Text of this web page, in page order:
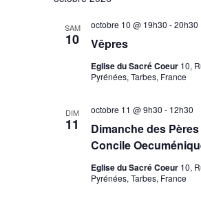
SAM
10 Vêpres
octobre 10 @ 19h30 -20h30
Eglise du Sacré Coeur 10,
Pyrénées, Tarbes, France
DIM
11
Dimanche des
Concile
octobre 11 @ 9h30 - 12h30
Eglise du Sacré Coeur 10,
Pyrénées, Tarbes, France